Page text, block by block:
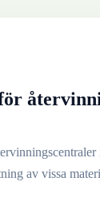
av vissa